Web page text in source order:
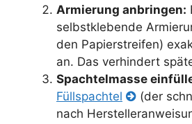
Armierung anbringen:
selbstklebende
den Papierstreifen)
an. Das verhindert
Spachtelmasse
Füllspachtel
(der
nach